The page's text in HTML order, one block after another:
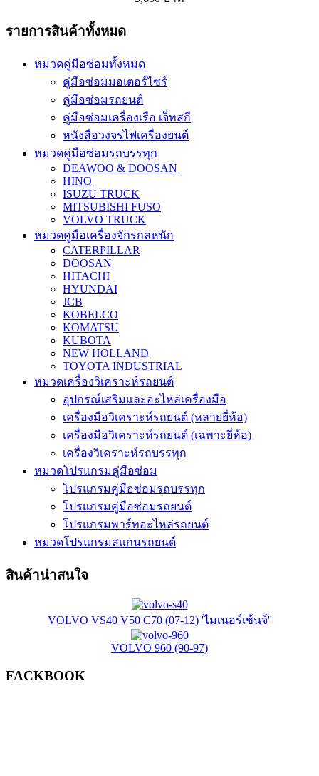
รายการสินค้าทั้งหมด
หมวดคู่มือซ่อมทั้งหมด
คู่มือซ่อมมอเตอร์ไซร์
คู่มือซ่อมรถยนต์
คู่มือซ่อมเครื่องเรือ เจ็ทสกี
หนังสือวงจรไฟเครื่องยนต์
หมวดคู่มือซ่อมรถบรรทุก
DEAWOO & DOOSAN
HINO
ISUZU TRUCK
MITSUBISHI FUSO
VOLVO TRUCK
หมวดคู่มือเครื่องจักรกลหนัก
CATERPILLAR
DOOSAN
HITACHI
HYUNDAI
JCB
KOBELCO
KOMATSU
KUBOTA
NEW HOLLAND
TOYOTA INDUSTRIAL
หมวดเครื่องวิเคราะห์รถยนต์
อุปกรณ์เสริมและอะไหล่เครื่องมือ
เครื่องมือวิเคราะห์รถยนต์ (หลายยี่ห้อ)
เครื่องมือวิเคราะห์รถยนต์ (เฉพาะยี่ห้อ)
เครื่องวิเคราะห์รถบรรทุก
หมวดโปรแกรมคู่มือซ่อม
โปรแกรมคู่มือซ่อมรถบรรทุก
โปรแกรมคู่มือซ่อมรถยนต์
โปรแกรมพาร์ทอะไหล่รถยนต์
หมวดโปรแกรมสแกนรถยนต์
สินค้าน่าสนใจ
VOLVO VS40 V50 C70 (07-12) 'ไมเนอร์เช้นจ์''
VOLVO 960 (90-97)
FACKBOOK